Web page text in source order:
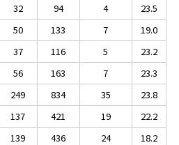
32 94 4
23.5
50 133 7
19.0
37 116 5
23.2
56 163 7
23.3
249 834 35
23.8
137 421 19
22.2
139 436 24
18.2